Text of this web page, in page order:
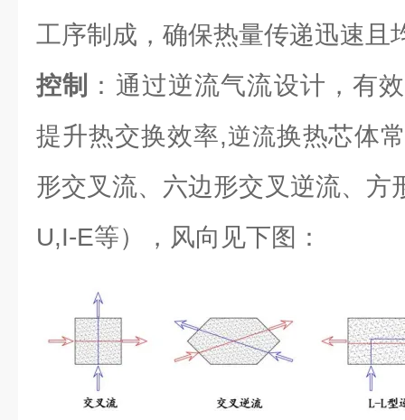
工序制成，确保热量传递迅速且
控制
：通过逆流气流设计，有
提升热交换效率,逆流换热芯体
形交叉流、六边形交叉逆流、方
U,I-E等），风向见下图：